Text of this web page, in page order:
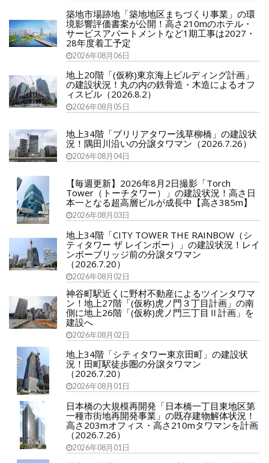
築地市場跡地「築地地区まちづくり事業」の環
境影響評価書案が公開！高さ210mのホテル・
サービスアパートメントなど1期工事は2027・
28年度着工予定
2026年08月06日
地上20階「(仮称)東京海上ビルディング計画」
の建設状況！丸の内の鉄骨造・木造によるオフ
ィスビル（2026.8.2）
2026年08月05日
地上34階「ブリリアタワー浅草柳橋」の建設状
況！隅田川沿いの分譲タワマン（2026.7.26）
2026年08月04日
【毎週更新】2026年8月2日撮影「Torch
Tower（トーチタワー）」の建設状況！高さ日
本一となる超高層ビルが成長中【高さ385m】
2026年08月03日
地上34階「CITY TOWER THE RAINBOW（シ
ティタワー ザ レインボー）」の建設状況！レイ
ンボーブリッジ前の分譲タワマン
（2026.7.20）
2026年08月02日
神谷町駅近くに野村不動産によるツインタワマ
ン！地上27階「(仮称)虎ノ門３丁目計画」の南
側に地上26階「(仮称)虎ノ門三丁目Ⅱ計画」を
建設へ
2026年08月02日
地上34階「シティタワー東京田町」の建設状
況！田町駅徒歩圏の分譲タワマン
（2026.7.20）
2026年08月01日
日本橋の大規模再開発「日本橋一丁目東地区第
一種市街地再開発事業」の既存建物解体状況！
高さ203mオフィス・高さ210mタワマンを計画
（2026.7.26）
2026年08月01日